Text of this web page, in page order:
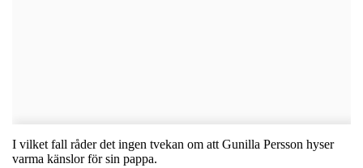
I vilket fall råder det ingen tvekan om att Gunilla Persson hyser
varma känslor för sin pappa.